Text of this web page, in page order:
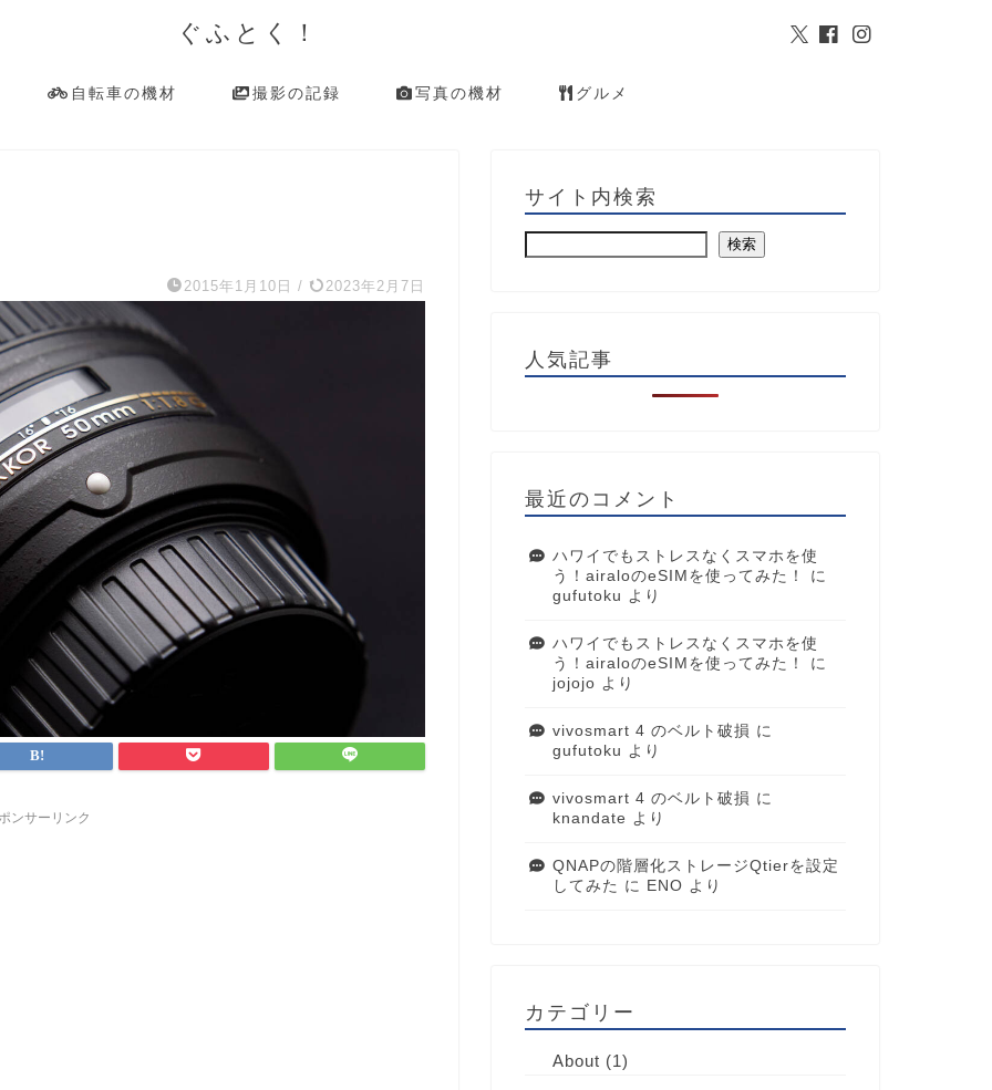
ぐふとく！
自転車の機材 撮影の記録 写真の機材 グルメ
2015年1月10日 / 2023年2月7日
ンサーリンク
サイト内検索
検索
人気記事
最近のコメント
ハワイでもストレスなくスマホを使
う！airaloのeSIMを使ってみた！
に
gufutoku より
ハワイでもストレスなくスマホを使
う！airaloのeSIMを使ってみた！
に
jojojo より
vivosmart 4 のベルト破損 に
gufutoku より
vivosmart 4 のベルト破損 に
knandate より
QNAPの階層化ストレージQtierを設定
してみた に ENO より
カテゴリー
About (1)